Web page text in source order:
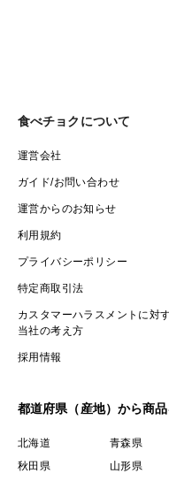
食べチョクについて
運営会社
ガイド/お問い合わせ
運営からのお知らせ
利用規約
プライバシーポリシー
特定商取引法
カスタマーハラスメントに対
当社の考え方
採用情報
都道府県（産地）から商
北海道 青森県
秋田県
山形県